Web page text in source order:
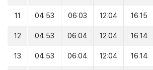
11 04:53 06:03 12:04 16:15
12 04:53 06:04 12:04 16:14
13 04:53 06:04 12:04 16:14